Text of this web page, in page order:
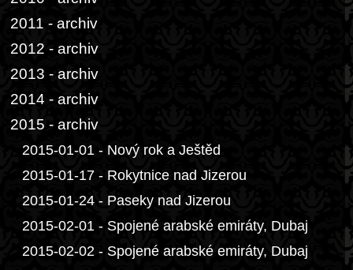
2011 - archiv
2012 - archiv
2013 - archiv
2014 - archiv
2015 - archiv
2015-01-01 - Nový rok a Ještěd
2015-01-17 - Rokytnice nad Jizerou
2015-01-24 - Paseky nad Jizerou
2015-02-01 - Spojené arabské emiráty, Dubaj
2015-02-02 - Spojené arabské emiráty, Dubaj